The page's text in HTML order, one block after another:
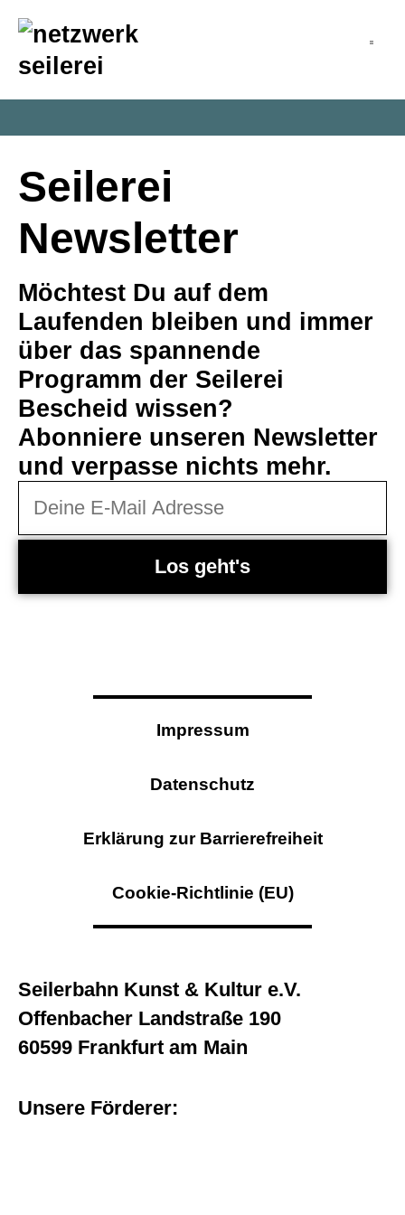
springen
Seilerei
Newsletter
Möchtest Du auf dem
Laufenden bleiben und immer
über das spannende
Programm der Seilerei
Bescheid wissen?
Abonniere unseren Newsletter
und verpasse nichts mehr.
Los geht's
Impressum
Datenschutz
Erklärung zur Barrierefreiheit
Cookie-Richtlinie (EU)
Seilerbahn Kunst & Kultur e.V.
Offenbacher Landstraße 190
60599 Frankfurt am Main
Unsere Förderer: